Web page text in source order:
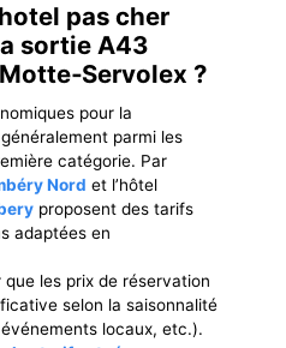
pas cher
sortie A43
?
pour la
parmi les
catégorie. Par
Nord et l’hôtel
proposent des tarifs
adaptées en
les prix de réservation
selon la saisonnalité
locaux, etc.).